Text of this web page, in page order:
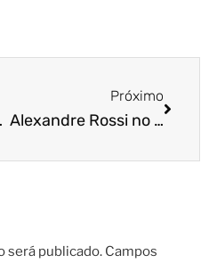
Cidadão
Próximo
Alexandre Rossi no Programa da Eliana
será publicado. Campos